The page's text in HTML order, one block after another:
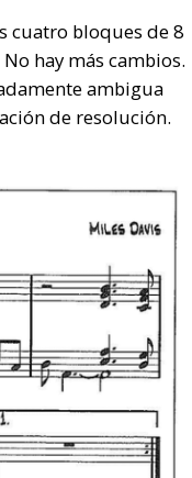
cuatro bloques de 8
hay más cambios.
ambigua
de resolución.